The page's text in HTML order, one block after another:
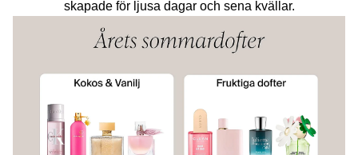
skapade för ljusa dagar och sena kvällar.